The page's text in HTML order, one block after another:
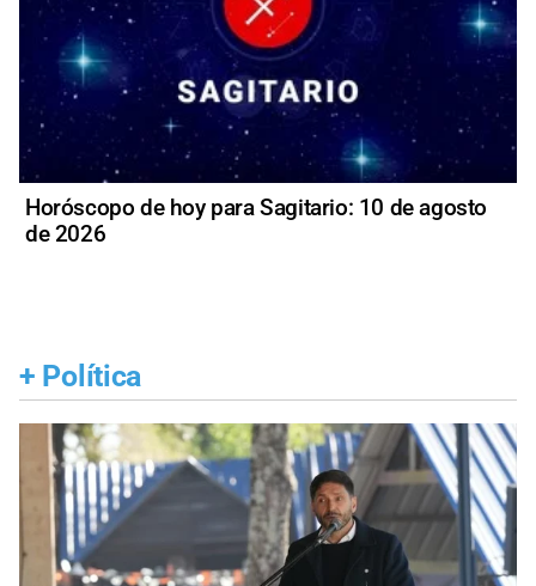
Horóscopo de hoy para Sagitario: 10 de agosto
de 2026
+ Política